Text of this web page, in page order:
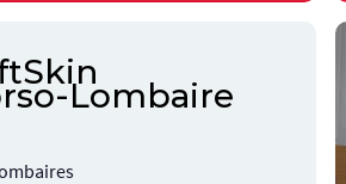
Lombaire